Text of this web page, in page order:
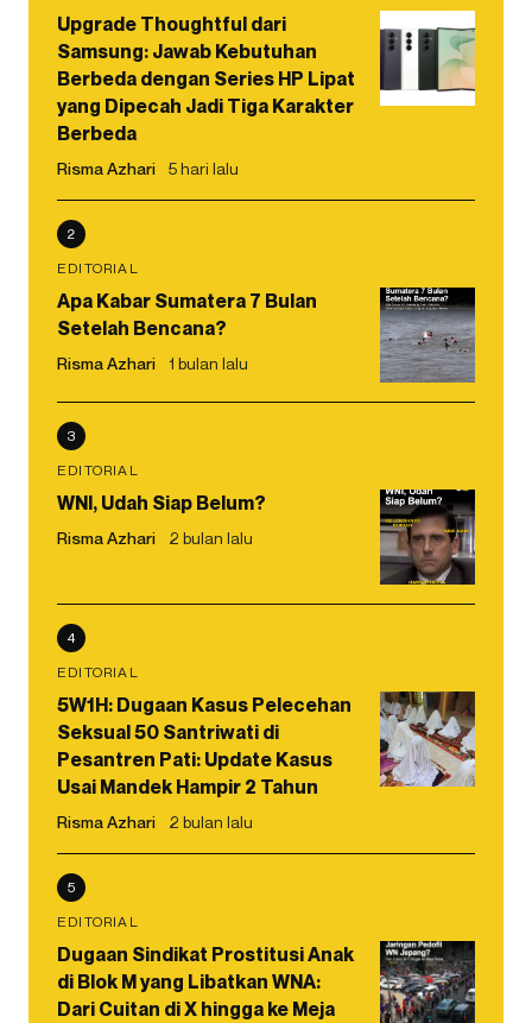
Upgrade Thoughtful dari
Samsung: Jawab Kebutuhan
Berbeda dengan Series HP Lipat
yang Dipecah Jadi Tiga Karakter
Berbeda
Risma Azhari 5 hari lalu
2
EDITORIAL
Apa Kabar Sumatera 7 Bulan
Setelah Bencana?
Risma Azhari 1 bulan lalu
3
EDITORIAL
WNI, Udah Siap Belum?
Risma Azhari 2 bulan lalu
4
EDITORIAL
5W1H: Dugaan Kasus Pelecehan
Seksual 50 Santriwati di
Pesantren Pati: Update Kasus
Usai Mandek Hampir 2 Tahun
Risma Azhari 2 bulan lalu
5
EDITORIAL
Dugaan Sindikat Prostitusi Anak
di Blok M yang Libatkan WNA:
Dari Cuitan di X hingga ke Meja